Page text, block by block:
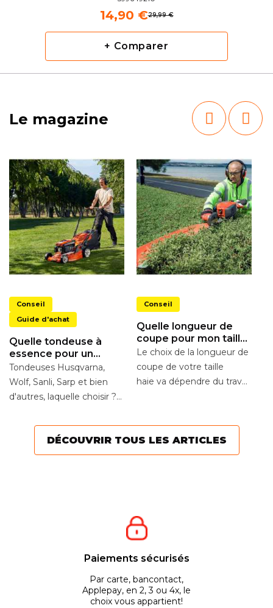
29,99 €
14,90 €
+ Comparer
Le magazine
Conseil
Guide d'achat
Quelle tondeuse à
essence pour un
terrain de 1 000m2 à 2
000m2 ?
Tondeuses Husqvarna,
Wolf, Sanli, Sarp et bien
d'autres, laquelle choisir ?
essence correspond le...
Conseil
Quelle longueur de
coupe pour mon taille-
haies ?
Le choix de la longueur de
coupe de votre taille
haie va dépendre du travail
DÉCOUVRIR TOUS LES ARTICLES
Paiements sécurisés
Par carte, bancontact,
Applepay, en 2, 3 ou 4x, le
choix vous appartient!